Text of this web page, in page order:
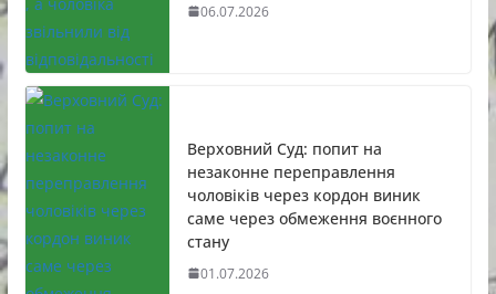
06.07.2026
Верховний Суд: попит на
незаконне переправлення
чоловіків через кордон виник
саме через обмеження воєнного
стану
01.07.2026